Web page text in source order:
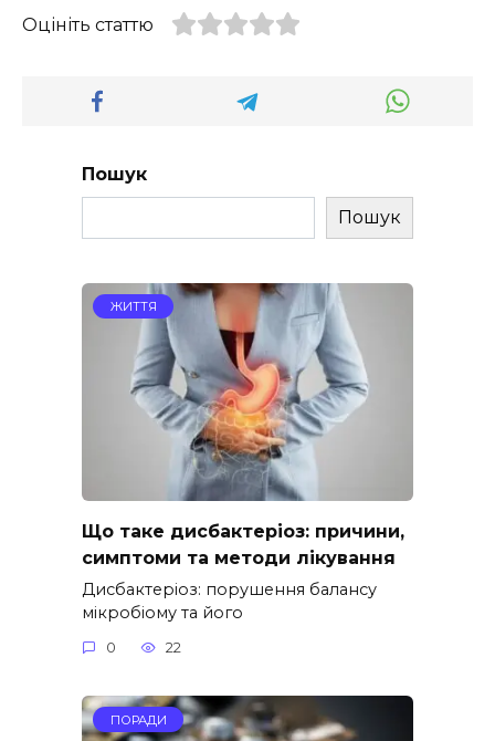
Оцініть статтю
Пошук
Пошук
ЖИТТЯ
Що таке дисбактеріоз: причини,
симптоми та методи лікування
Дисбактеріоз: порушення балансу
мікробіому та його
0 22
ПОРАДИ